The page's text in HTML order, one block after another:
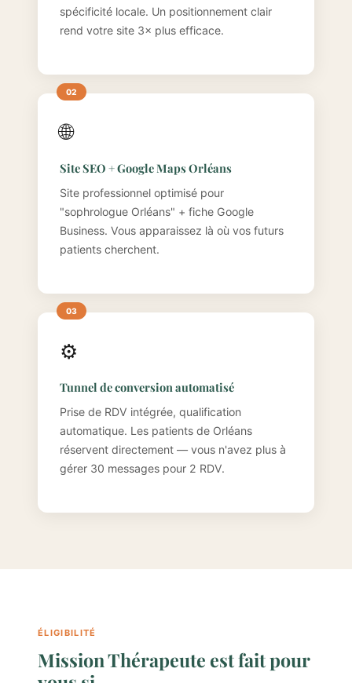
spécificité locale. Un positionnement clair
rend votre site 3× plus efficace.
🌐
Site SEO + Google Maps Orléans
Site professionnel optimisé pour
"sophrologue Orléans" + fiche Google
Business. Vous apparaissez là où vos futurs
patients cherchent.
⚙️
Tunnel de conversion automatisé
Prise de RDV intégrée, qualification
automatique. Les patients de Orléans
réservent directement — vous n'avez plus à
gérer 30 messages pour 2 RDV.
ÉLIGIBILITÉ
Mission Thérapeute est fait pour